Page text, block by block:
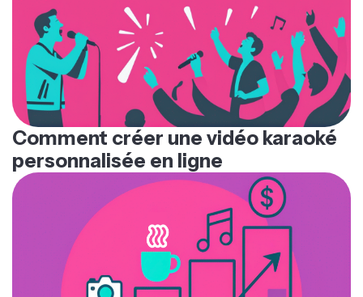
Comment créer une vidéo karaoké
personnalisée en ligne